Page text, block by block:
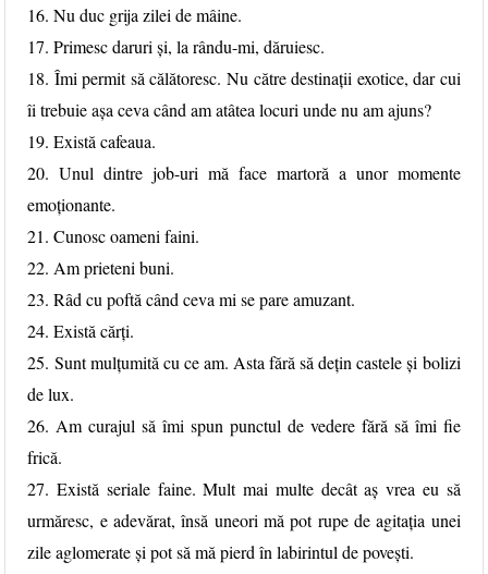
16. Nu duc grija zilei de mâine.
17. Primesc daruri și, la rându-mi, dăruiesc.
18. Îmi permit să călătoresc. Nu către destinații exotice, dar cui
îi trebuie așa ceva când am atâtea locuri unde nu am ajuns?
19. Există cafeaua.
20. Unul dintre job-uri mă face martoră a unor momente
emoționante.
21. Cunosc oameni faini.
22. Am prieteni buni.
23. Râd cu poftă când ceva mi se pare amuzant.
24. Există cărți.
25. Sunt mulțumită cu ce am. Asta fără să dețin castele și bolizi
de lux.
26. Am curajul să îmi spun punctul de vedere fără să îmi fie
frică.
27. Există seriale faine. Mult mai multe decât aș vrea eu să
urmăresc, e adevărat, însă uneori mă pot rupe de agitația unei
zile aglomerate și pot să mă pierd în labirintul de povești.